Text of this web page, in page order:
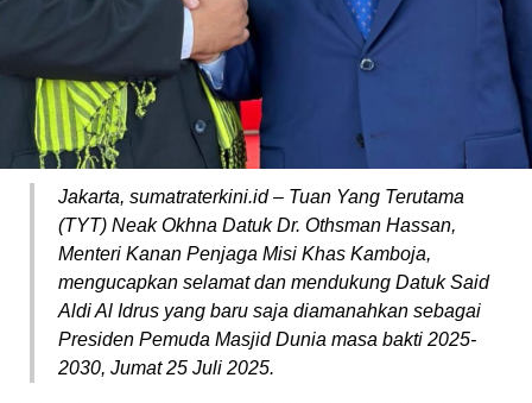
Jakarta, sumatraterkini.id – Tuan Yang Terutama
(TYT) Neak Okhna Datuk Dr. Othsman Hassan,
Menteri Kanan Penjaga Misi Khas Kamboja,
mengucapkan selamat dan mendukung Datuk Said
Aldi Al Idrus yang baru saja diamanahkan sebagai
Presiden Pemuda Masjid Dunia masa bakti 2025-
2030, Jumat 25 Juli 2025.